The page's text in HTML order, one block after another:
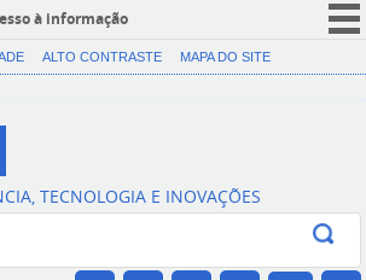
à informação
CORONAVÍRUS (COVID-19)
Canais
ALTO CONTRASTE MAPA DO SITE
TECNOLOGIA E INOVAÇÕES